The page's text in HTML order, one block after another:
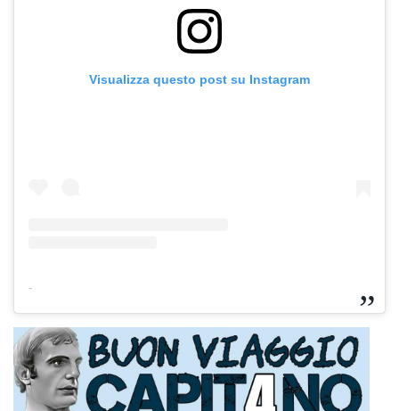
Visualizza questo post su Instagram
-